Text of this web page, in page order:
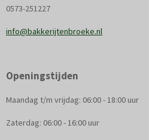
0573-251227
info@bakkerijtenbroeke.nl
Openingstijden
Maandag t/m vrijdag: 06:00 - 18:00 uur
Zaterdag: 06:00 - 16:00 uur